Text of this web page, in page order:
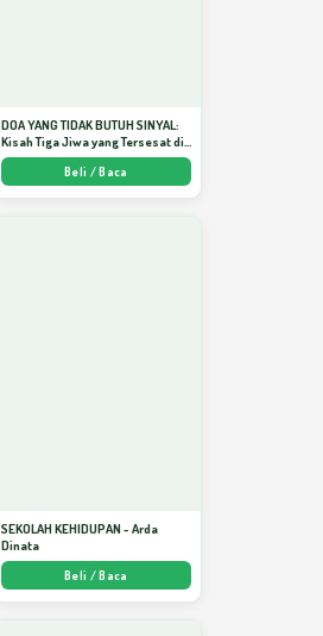
DOA YANG TIDAK BUTUH SINYAL:
Kisah Tiga Jiwa yang Tersesat di
Era AI dan Menemukan Jalan
Pulang di Bulan Ramadhan" -
Arda Dinata
Beli / Baca
SEKOLAH KEHIDUPAN - Arda
Dinata
Beli / Baca